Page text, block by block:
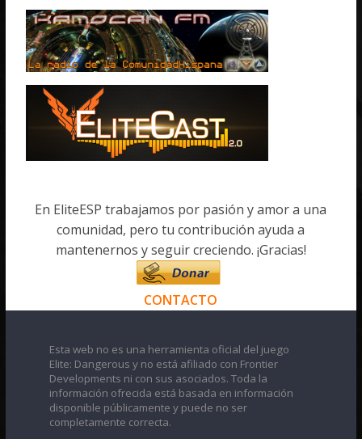
En EliteESP trabajamos por pasión y amor a una
comunidad, pero tu contribución ayuda a
mantenernos y seguir creciendo. ¡Gracias!
CONTACTO
Esta web no es una herramienta oficial del juego
Elite: Dangerous y no está afiliado con Frontier
Developments ni con sus asociados. Toda la
información ofrecida está basada en información
disponible públicamente y puede no ser
completamente correcta.